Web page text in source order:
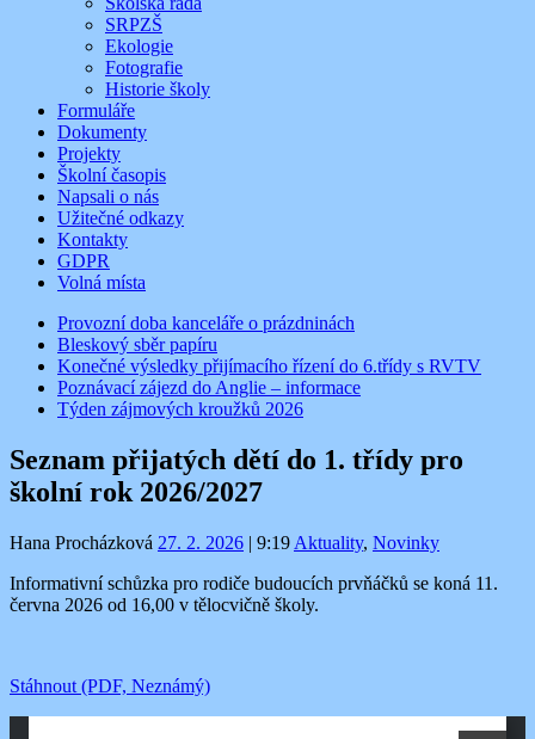
SRPZŠ
Ekologie
Fotografie
Historie školy
Formuláře
Dokumenty
Projekty
Školní časopis
Napsali o nás
Užitečné odkazy
Kontakty
GDPR
Volná místa
Provozní doba kanceláře o prázdninách
Bleskový sběr papíru
Konečné výsledky přijímacího řízení do 6.třídy s RVTV
Poznávací zájezd do Anglie – informace
Týden zájmových kroužků 2026
Seznam přijatých dětí do 1. třídy pro
školní rok 2026/2027
Hana Procházková 27. 2. 2026 | 9:19 Aktuality, Novinky
Informativní schůzka pro rodiče budoucích prvňáčků se koná 11.
června 2026 od 16,00 v tělocvičně školy.
Stáhnout (PDF, Neznámý)